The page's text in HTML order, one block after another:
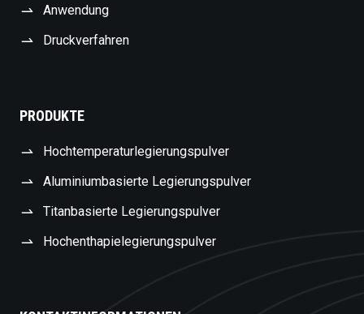
Anwendung
Druckverfahren
PRODUKTE
Hochtemperaturlegierungspulver
Aluminiumbasierte Legierungspulver
Titanbasierte Legierungspulver
Hochenthapielegierungspulver